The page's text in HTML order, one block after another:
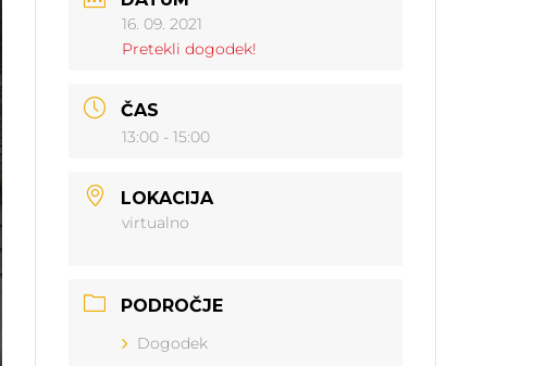
16. 09. 2021
Pretekli dogodek!
ČAS
13:00 - 15:00
LOKACIJA
virtualno
PODROČJE
Dogodek